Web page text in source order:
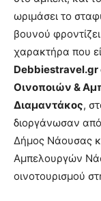
ωριμάσει το
βουνού
χαρακτήρα που
Debbiestravel.gr
Οινοποιών &
Διαμαντάκος,
διοργάνωσαν
Δήμος Νάουσας
Αμπελουργών
οινοτουρισμού